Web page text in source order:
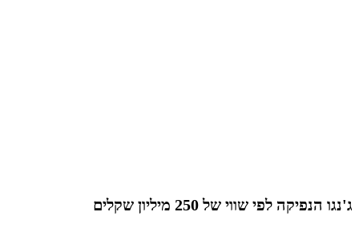
ג'נגו הנפיקה לפי שווי של 250 מיליון שקלים